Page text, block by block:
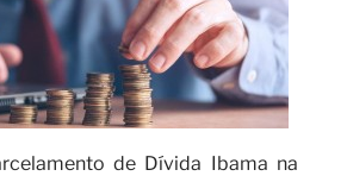
de Dívida Ibama na